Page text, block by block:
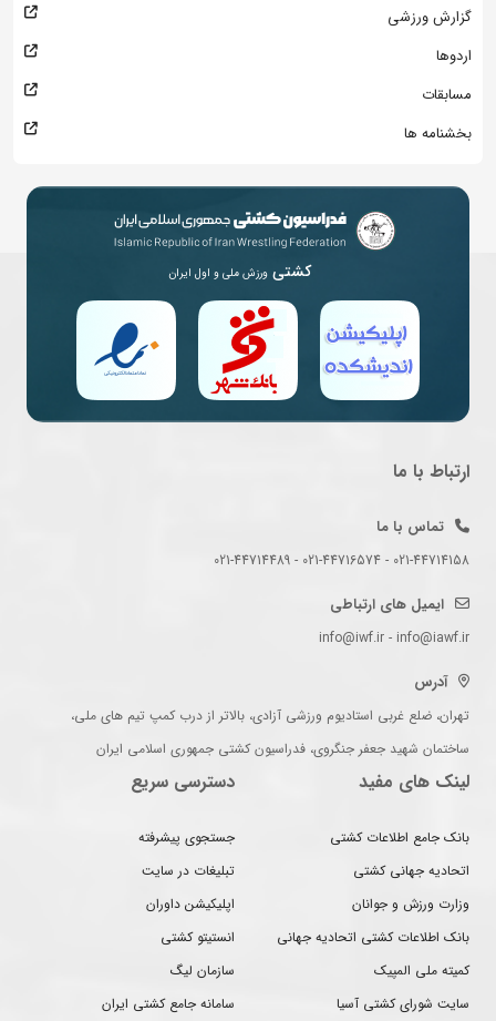
گزارش ورزشی
اردوها
مسابقات
بخشنامه ها
کشتی ورزش ملی و اول ایران
ارتباط با ما
تماس با ما
021-44714158 - 021-44716574 - 021-44714489
ایمیل های ارتباطی
info@iwf.ir - info@iawf.ir
آدرس
تهران، ضلع غربی استادیوم ورزشی آزادی، بالاتر از درب کمپ تیم های ملی،
ساختمان شهید جعفر جنگروی، فدراسیون کشتی جمهوری اسلامی ایران
لینک های مفید
بانک جامع اطلاعات کشتی
اتحادیه جهانی کشتی
وزارت ورزش و جوانان
بانک اطلاعات کشتی اتحادیه جهانی
کمیته ملی المپیک
سایت شورای کشتی آسیا
دسترسی سریع
جستجوی پیشرفته
تبلیغات در سایت
اپلیکیشن داوران
انستیتو کشتی
سازمان لیگ
سامانه جامع کشتی ایران